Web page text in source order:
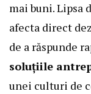
mai buni. Lipsa
afecta direct
de a răspunde
soluțiile
unei culturi de